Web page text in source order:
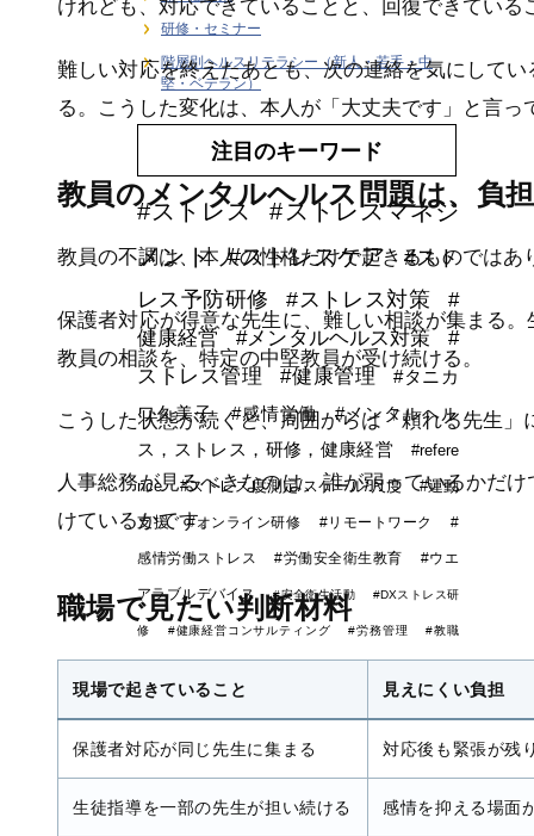
けれども、対応できていることと、回復できている
難しい対応を終えたあとも、次の連絡を気にして
る。こうした変化は、本人が「大丈夫です」と言
教員のメンタルヘルス問題は、負
教員の不調は、本人の性格だけで起きるものではあ
保護者対応が得意な先生に、難しい相談が集まる
教員の相談を、特定の中堅教員が受け続ける。
こうした状態が続くと、周囲からは「頼れる先生
人事総務が見るべきなのは、誰が弱っているかだ
けているかです。
職場で見たい判断材料
現場で起きていること 見えにくい負担
保護者対応が同じ先生に集まる 対応後も緊張が残
生徒指導を一部の先生が担い続ける 感情を抑える場面
研修・セミナー
階層別ヘルスリテラシー（新人・若手・中
堅・ベテラン）
注目のキーワード
#ストレス
#ストレスマネジ
メント
#ストレスケア
#スト
レス予防研修
#ストレス対策
#
健康経営
#メンタルヘルス対策
#
ストレス管理
#健康管理
#タニカ
ワ久美子
#感情労働
#メンタルヘル
ス，ストレス，研修，健康経営
#refere
nce
#ストレス度測定/スケール/尺度
#運動
支援
#オンライン研修 #リモートワーク #
感情労働ストレス #労働安全衛生教育 #ウエ
アラブルデバイス #安全衛生活動 #DXストレス研
修 #健康経営コンサルティング #労務管理 #教職
#webセミナー
#メンタルヘルス，健康経
ス
#ストレス度測定